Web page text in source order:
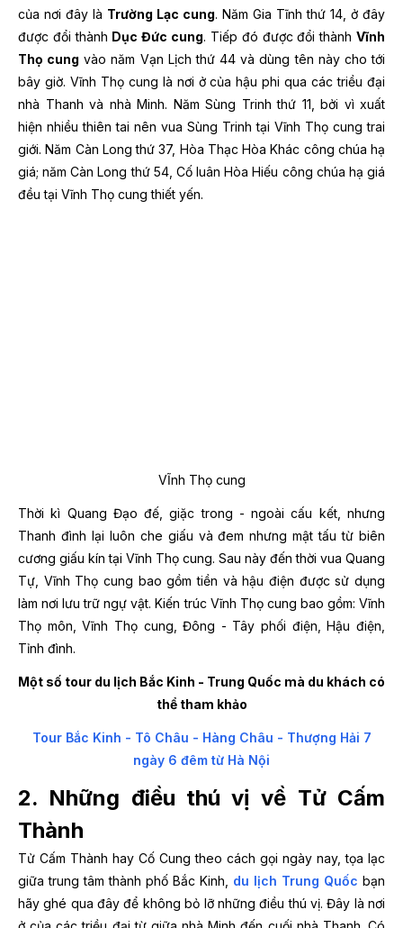
của nơi đây là Trường Lạc cung. Năm Gia Tĩnh thứ 14, ở đây
được đổi thành Dục Đức cung. Tiếp đó được đổi thànhVĩnh
Thọ cung vào năm Vạn Lịch thứ 44 và dùng tên này cho tới
bây giờ. Vĩnh Thọ cung là nơi ở của hậu phi qua các triều đại
nhà Thanh và nhà Minh. Năm Sùng Trinh thứ 11, bởi vì xuất
hiện nhiều thiên tai nên vua Sùng Trinh tại Vĩnh Thọ cung trai
giới.Năm Càn Long thứ 37, Hòa Thạc Hòa Khác công chúa hạ
giá; năm Càn Long thứ 54, Cố luân Hòa Hiếu công chúa hạ giá
đều tại Vĩnh Thọ cung thiết yến.
VĨnh Thọ cung
Thời kì Quang Đạo đế, giặc trong - ngoài cấu kết, nhưng
Thanh đình lại luôn che giấu và đem nhưng mật tấu từ biên
cương giấu kín tại Vĩnh Thọ cung. Sau này đến thời vua Quang
Tự, Vĩnh Thọ cung bao gồm tiền và hậu điện được sử dụng
làm nơi lưu trữ ngự vật.Kiến trúc Vĩnh Thọ cung bao gồm: Vĩnh
Thọ môn, Vĩnh Thọ cung, Đông - Tây phối điện, Hậu điện,
Tỉnh đình.
Một số tour du lịch Bắc Kinh - Trung Quốc mà du khách có
thể tham khảo
Tour Bắc Kinh - Tô Châu - Hàng Châu - Thượng Hải 7
ngày 6 đêm từ Hà Nội
2. Những điều thú vị về Tử Cấm
Thành
Tử Cấm Thành hay Cố Cung theo cách gọi ngày nay, tọa lạc
giữa trung tâm thành phố Bắc Kinh, du lịch Trung Quốc bạn
hãy ghé qua đây để không bỏ lỡ những điều thú vị. Đây là nơi